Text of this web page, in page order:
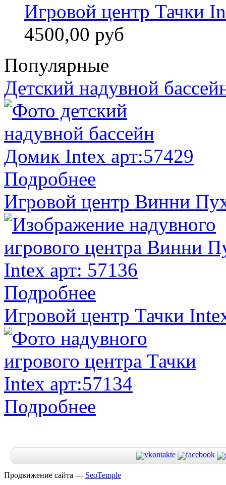
Игровой центр Тачки
4500,00 руб
Популярные
Детский надувной
Подробнее
Игровой центр Винни
Подробнее
Игровой центр Тачки
Подробнее
Продвижение сайта — SeoTemple